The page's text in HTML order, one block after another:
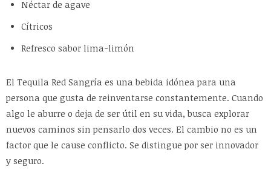
Néctar de agave
Cítricos
Refresco sabor lima-limón
El Tequila Red Sangría es una bebida idónea para una
persona que gusta de reinventarse constantemente. Cuando
algo le aburre o deja de ser útil en su vida, busca explorar
nuevos caminos sin pensarlo dos veces. El cambio no es un
factor que le cause conflicto. Se distingue por ser innovador
y seguro.